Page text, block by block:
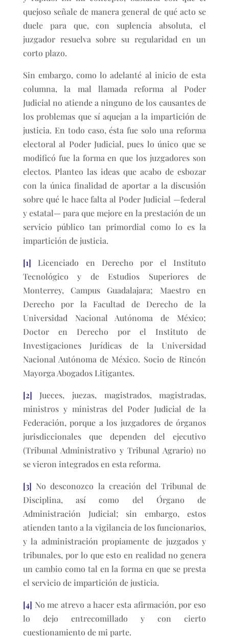
quejoso señale de manera general de qué acto se
duele para que, con suplencia absoluta, el
juzgador resuelva sobre su regularidad en un
corto plazo.
Sin embargo, como lo adelanté al inicio de esta
columna, la mal llamada reforma al Poder
Judicial no atiende a ninguno de los causantes de
los problemas que sí aquejan a la impartición de
justicia. En todo caso, ésta fue solo una reforma
electoral al Poder Judicial, pues lo único que se
modificó fue la forma en que los juzgadores son
electos. Planteo las ideas que acabo de esbozar
con la única finalidad de aportar a la discusión
sobre qué le hace falta al Poder Judicial —federal
y estatal— para que mejore en la prestación de un
servicio público tan primordial como lo es la
impartición de justicia.
[1] Licenciado en Derecho por el Instituto
Tecnológico y de Estudios Superiores de
Monterrey, Campus Guadalajara; Maestro en
Derecho por la Facultad de Derecho de la
Universidad Nacional Autónoma de México;
Doctor en Derecho por el Instituto de
Investigaciones Jurídicas de la Universidad
Nacional Autónoma de México. Socio de Rincón
Mayorga Abogados Litigantes.
[2] Jueces, juezas, magistrados, magistradas,
ministros y ministras del Poder Judicial de la
Federación, porque a los juzgadores de órganos
jurisdiccionales que dependen del ejecutivo
(Tribunal Administrativo y Tribunal Agrario) no
se vieron integrados en esta reforma.
[3] No desconozco la creación del Tribunal de
Disciplina, así como del Órgano de
Administración Judicial; sin embargo, estos
atienden tanto a la vigilancia de los funcionarios,
y la administración propiamente de juzgados y
tribunales, por lo que esto en realidad no genera
un cambio como tal en la forma en que se presta
el servicio de impartición de justicia.
[4] No me atrevo a hacer esta afirmación, por eso
lo dejo entrecomillado y con cierto
cuestionamiento de mi parte.